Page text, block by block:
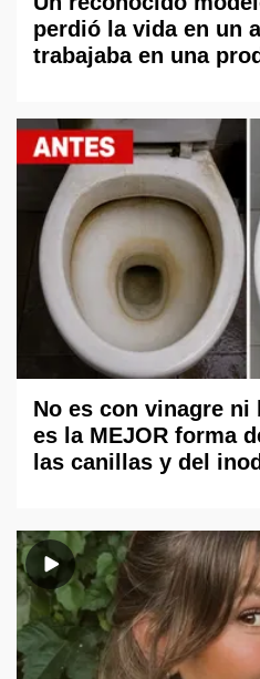
perdió la vida en un
trabajaba en una
No es con vinagre
es la MEJOR forma
las canillas y del